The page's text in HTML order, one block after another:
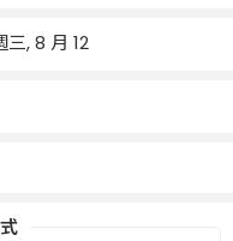
三, 8 月 12